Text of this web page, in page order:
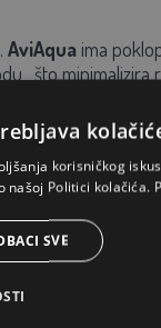
AviAqua ima
, što minimalizira
omogućuje da
korisničkog
našoj Politici kolačića.
SVE